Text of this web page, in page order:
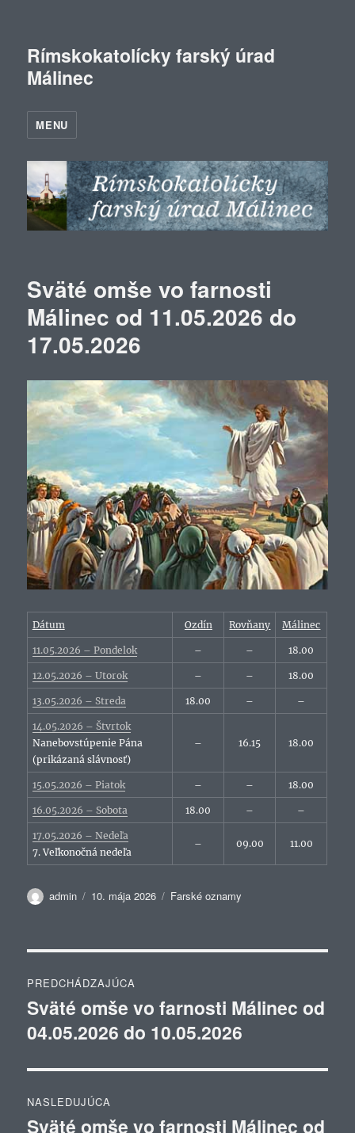
Rímskokatolícky farský úrad
Málinec
MENU
Sväté omše vo farnosti
Málinec od 11.05.2026 do
17.05.2026
Dátum Ozdín Rovňany Málinec
11.05.2026 – Pondelok – – 18.00
12.05.2026 – Utorok – – 18.00
13.05.2026 – Streda 18.00 – –
14.05.2026 – Štvrtok
Nanebovstúpenie Pána
(prikázaná slávnosť)
– 16.15 18.00
15.05.2026 – Piatok – – 18.00
16.05.2026 – Sobota 18.00 – –
17.05.2026 – Nedeľa
7. Veľkonočná nedeľa
– 09.00 11.00
Autor
admin Publikované
10. mája 2026 Kategórie
Farské oznamy
v
článku
PREDCHÁDZAJÚCA
Predchádzajúci
článok:
Sväté omše vo farnosti Málinec od
04.05.2026 do 10.05.2026
NASLEDUJÚCA
Ďalší
Sväté omše vo farnosti Málinec od